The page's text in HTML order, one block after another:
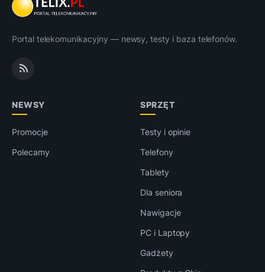
Portal telekomunikacyjny — newsy, testy i baza telefonów.
NEWSY
Promocje
Polecamy
SPRZĘT
Testy i opinie
Telefony
Tablety
Dla seniora
Nawigacje
PC i Laptopy
Gadżety